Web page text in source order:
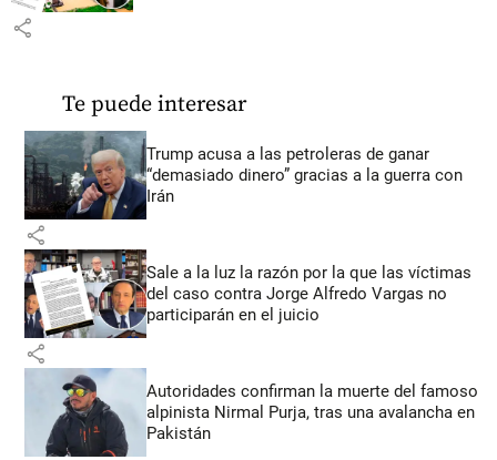
share
Te puede interesar
Trump acusa a las petroleras de ganar
“demasiado dinero” gracias a la guerra con
Irán
share
Sale a la luz la razón por la que las víctimas
del caso contra Jorge Alfredo Vargas no
participarán en el juicio
share
Autoridades confirman la muerte del famoso
alpinista Nirmal Purja, tras una avalancha en
Pakistán